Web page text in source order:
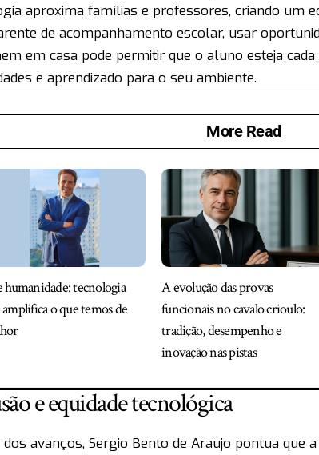
aproxima famílias e professores, criando um
de acompanhamento escolar, usar
em casa pode permitir que o aluno esteja
e aprendizado para o seu ambiente.
More Read
humanidade: tecnologia
o que temos de
A evolução das provas
funcionais no cavalo crioulo:
tradição, desempenho e
inovação nas pistas
e equidade tecnológica
avanços, Sergio Bento de Araujo pontua que